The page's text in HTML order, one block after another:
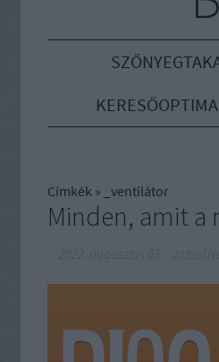
Címkék » _ventilátor
Minden, amit